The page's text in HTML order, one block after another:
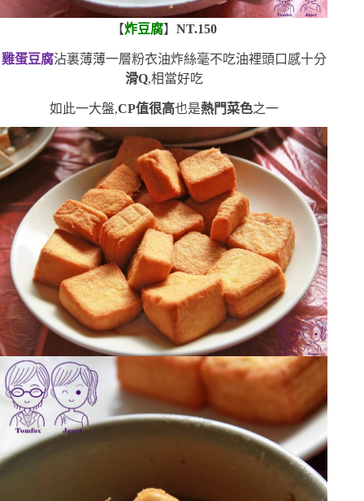
【炸豆腐】 NT.150
雞蛋豆腐沾裏薄薄一層粉衣油炸絲毫不吃油裡頭口感十分
滑Q,相當好吃
如此一大盤,CP值很高也是熱門菜色之一